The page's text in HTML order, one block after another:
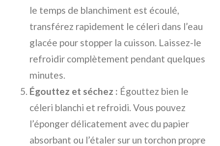
le temps de blanchiment est écoulé,
transférez rapidement le céleri dans l’eau
glacée pour stopper la cuisson. Laissez-le
refroidir complètement pendant quelques
minutes.
Égouttez et séchez : Égouttez bien le
céleri blanchi et refroidi. Vous pouvez
l’éponger délicatement avec du papier
absorbant ou l’étaler sur un torchon propre